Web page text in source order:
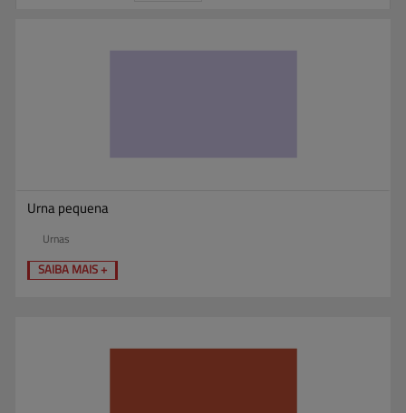
Urna pequena
Urnas
SAIBA MAIS +